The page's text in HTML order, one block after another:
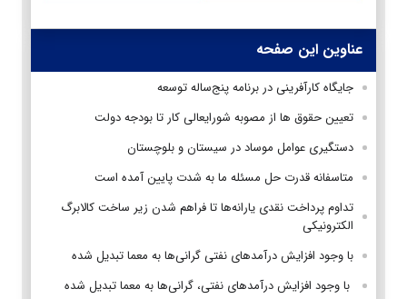
عناوین این صفحه
جایگاه کارآفرینی در برنامه پنج‌ساله توسعه
تعیین حقوق ها از مصوبه‌ شورایعالی کار تا بودجه دولت
دستگیری عوامل موساد در سیستان و بلوچستان
متاسفانه قدرت حل مسئله ما به شدت پایین آمده است
تداوم پرداخت نقدی یارانه‌ها تا فراهم شدن زیر ساخت کالابرگ
الکترونیکی
با وجود افزایش درآمدهای نفتی گرانی‌ها به معما تبدیل شده
با وجود افزایش درآمدهای نفتی، گرانی‌ها به معما تبدیل شده